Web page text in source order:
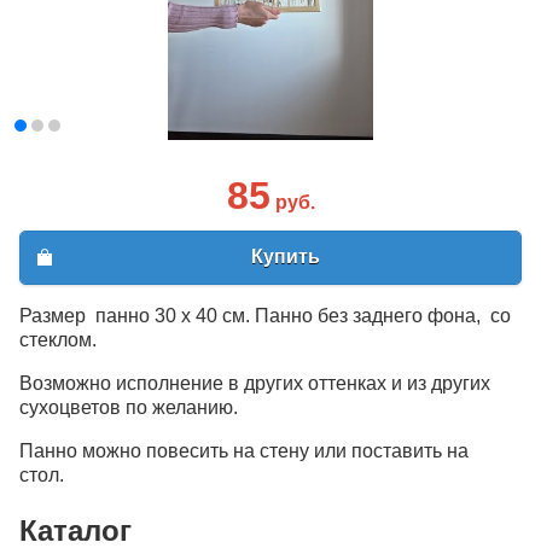
85 руб.
Купить
Размер панно 30 х 40 см. Панно без заднего фона, со
стеклом.
Возможно исполнение в других оттенках и из других
сухоцветов по желанию.
Панно можно повесить на стену или поставить на
стол.
Каталог